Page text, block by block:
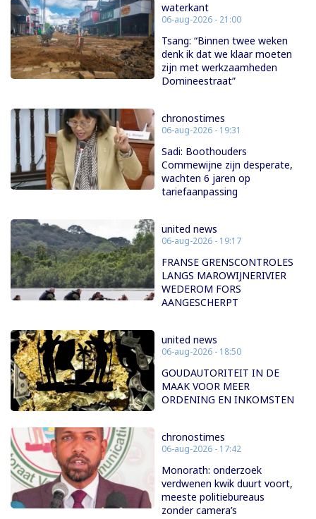
waterkant
06-aug-2026 - 21:00
Tsang: “Binnen twee weken
denk ik dat we klaar moeten
zijn met werkzaamheden
Domineestraat”
chronostimes
06-aug-2026 - 19:31
Sadi: Boothouders
Commewijne zijn desperate,
wachten 6 jaren op
tariefaanpassing
united news
06-aug-2026 - 19:17
FRANSE GRENSCONTROLES
LANGS MAROWIJNERIVIER
WEDEROM FORS
AANGESCHERPT
united news
06-aug-2026 - 18:50
GOUDAUTORITEIT IN DE
MAAK VOOR MEER
ORDENING EN INKOMSTEN
chronostimes
06-aug-2026 - 17:42
Monorath: onderzoek
verdwenen kwik duurt voort,
meeste politiebureaus
zonder camera’s